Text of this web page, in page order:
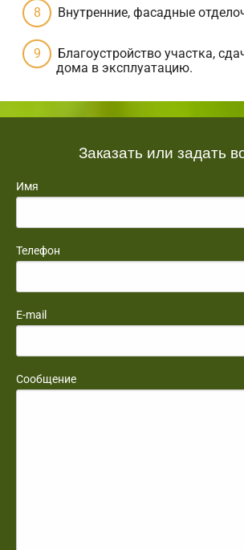
Внутренние, фасадные
Благоустройство участка,
дома в эксплуатацию.
Заказать или задать
Имя
Телефон
E-mail
Сообщение